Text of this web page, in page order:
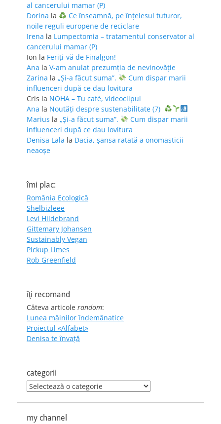
al cancerului mamar (P)
Dorina la
Ce înseamnă, pe înțelesul tuturor,
noile reguli europene de reciclare
Irena la Lumpectomia – tratamentul conservator al
cancerului mamar (P)
Ion la Feriţi-vă de Finalgon!
Ana la V-am anulat prezumția de nevinovăție
Zarina la „Și-a făcut suma”.
Cum dispar marii
influenceri după ce dau lovitura
Cris la NOHA – Tu café, videoclipul
Ana la Noutăți despre sustenabilitate (7)
Marius la „Și-a făcut suma”.
Cum dispar marii
influenceri după ce dau lovitura
Denisa Lala la Dacia, șansa ratată a onomasticii
neaoșe
îmi plac:
România Ecologică
Shelbizleee
Levi Hildebrand
Gittemary Johansen
Sustainably Vegan
Pickup Limes
Rob Greenfield
îţi recomand
Câteva articole random:
Lunea mâinilor îndemânatice
Proiectul «Alfabet»
Denisa te învaţă
categorii
categorii
my channel